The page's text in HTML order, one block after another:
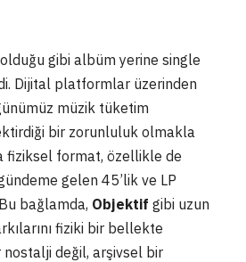
gibi albüm yerine single
Dijital platformlar üzerinden
müzik tüketim
bir zorunluluk olmakla
fiziksel format, özellikle de
gelen 45’lik ve LP
bağlamda, Objektif gibi uzun
fiziki bir bellekte
değil, arşivsel bir